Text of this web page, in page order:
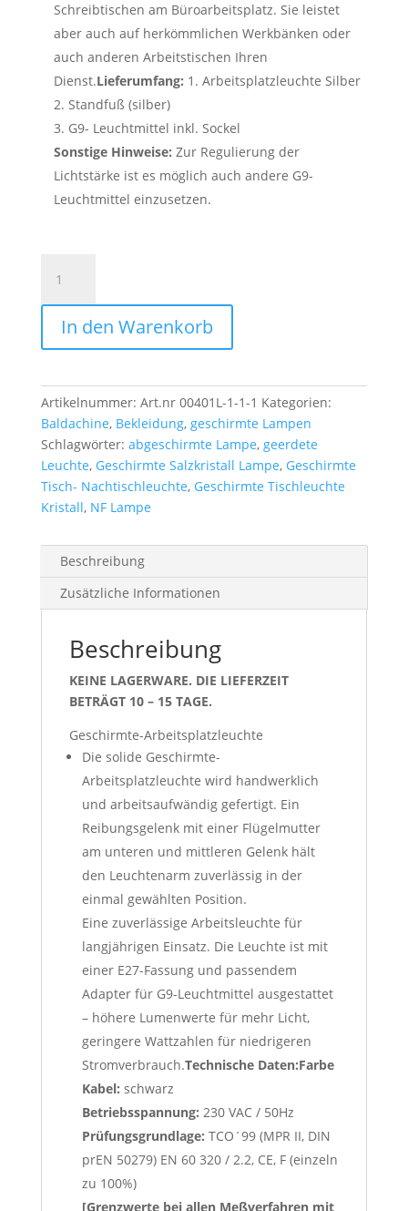
Schreibtischen am Büroarbeitsplatz. Sie leistet
aber auch auf herkömmlichen Werkbänken oder
auch anderen Arbeitstischen Ihren
Dienst.Lieferumfang: 1. Arbeitsplatzleuchte Silber
2. Standfuß (silber)
3. G9- Leuchtmittel inkl. Sockel
Sonstige Hinweise: Zur Regulierung der
Lichtstärke ist es möglich auch andere G9-
Leuchtmittel einzusetzen.
Arbeitsplatzleuchte
Silber
Standfuß
In den Warenkorb
Artikelnummer: Art.nr 00401L-1-1-1 Kategorien:
Baldachine, Bekleidung, geschirmte Lampen
Schlagwörter: abgeschirmte Lampe, geerdete
Leuchte, Geschirmte Salzkristall Lampe, Geschirmte
Tisch- Nachtischleuchte, Geschirmte Tischleuchte
Kristall, NF Lampe
Beschreibung
Zusätzliche Informationen
Beschreibung
KEINE LAGERWARE. DIE LIEFERZEIT
BETRÄGT 10 – 15 TAGE.
Geschirmte-Arbeitsplatzleuchte
Die solide Geschirmte-
Arbeitsplatzleuchte wird handwerklich
und arbeitsaufwändig gefertigt. Ein
Reibungsgelenk mit einer Flügelmutter
am unteren und mittleren Gelenk hält
den Leuchtenarm zuverlässig in der
einmal gewählten Position.
Eine zuverlässige Arbeitsleuchte für
langjährigen Einsatz. Die Leuchte ist mit
einer E27-Fassung und passendem
Adapter für G9-Leuchtmittel ausgestattet
– höhere Lumenwerte für mehr Licht,
geringere Wattzahlen für niedrigeren
Stromverbrauch.Technische Daten:Farbe
Kabel: schwarz
Betriebsspannung: 230 VAC / 50Hz
Prüfungsgrundlage: TCO´99 (MPR II, DIN
prEN 50279) EN 60 320 / 2.2, CE, F (einzeln
zu 100%)
[Grenzwerte bei allen Meßverfahren mit